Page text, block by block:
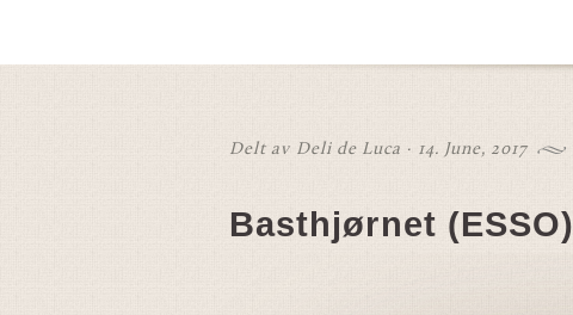
Delt av Deli de Luca · 14. June, 2017
Basthjørnet (ESSO)